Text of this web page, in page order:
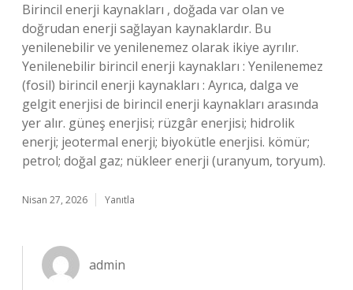
Birincil enerji kaynakları , doğada var olan ve
doğrudan enerji sağlayan kaynaklardır. Bu
yenilenebilir ve yenilenemez olarak ikiye ayrılır.
Yenilenebilir birincil enerji kaynakları : Yenilenemez
(fosil) birincil enerji kaynakları : Ayrıca, dalga ve
gelgit enerjisi de birincil enerji kaynakları arasında
yer alır. güneş enerjisi; rüzgâr enerjisi; hidrolik
enerji; jeotermal enerji; biyokütle enerjisi. kömür;
petrol; doğal gaz; nükleer enerji (uranyum, toryum).
Nisan 27, 2026 Yanıtla
admin